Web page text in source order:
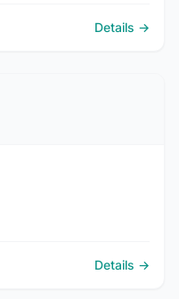
Details →
Details →